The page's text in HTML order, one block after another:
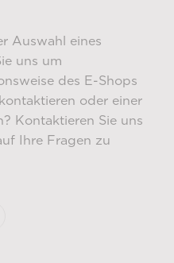
Auswahl eines
uns um
des E-Shops
oder einer
Kontaktieren Sie uns
Ihre Fragen zu